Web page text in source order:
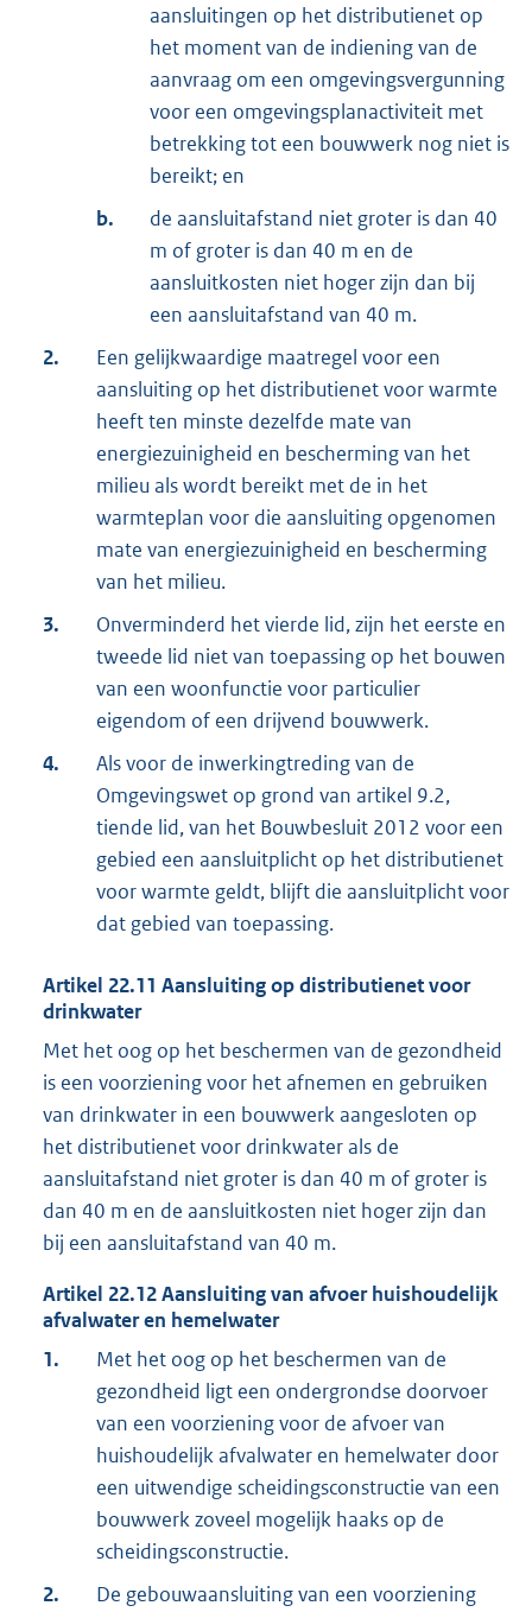
aansluitingen op het distributienet op
het moment van de indiening van de
aanvraag om een omgevingsvergunning
voor een omgevingsplanactiviteit met
betrekking tot een bouwwerk nog niet is
bereikt; en
b.
de aansluitafstand niet groter is dan 40
m of groter is dan 40 m en de
aansluitkosten niet hoger zijn dan bij
een aansluitafstand van 40 m.
2.
Een gelijkwaardige maatregel voor een
aansluiting op het distributienet voor warmte
heeft ten minste dezelfde mate van
energiezuinigheid en bescherming van het
milieu als wordt bereikt met de in het
warmteplan voor die aansluiting opgenomen
mate van energiezuinigheid en bescherming
van het milieu.
3.
Onverminderd het vierde lid, zijn het eerste en
tweede lid niet van toepassing op het bouwen
van een woonfunctie voor particulier
eigendom of een drijvend bouwwerk.
4.
Als voor de inwerkingtreding van de
Omgevingswet op grond van artikel 9.2,
tiende lid, van het Bouwbesluit 2012 voor een
gebied een aansluitplicht op het distributienet
voor warmte geldt, blijft die aansluitplicht voor
dat gebied van toepassing.
Artikel 22.11 Aansluiting op distributienet voor
drinkwater
Met het oog op het beschermen van de gezondheid
is een voorziening voor het afnemen en gebruiken
van drinkwater in een bouwwerk aangesloten op
het distributienet voor drinkwater als de
aansluitafstand niet groter is dan 40 m of groter is
dan 40 m en de aansluitkosten niet hoger zijn dan
bij een aansluitafstand van 40 m.
Artikel 22.12Aansluiting van afvoer huishoudelijk
afvalwater en hemelwater
1.
Met het oog op het beschermen van de
gezondheid ligt een ondergrondse doorvoer
van een voorziening voor de afvoer van
huishoudelijk afvalwater en hemelwater door
een uitwendige scheidingsconstructie van een
bouwwerk zoveel mogelijk haaks op de
scheidingsconstructie.
2.
De gebouwaansluiting van een voorziening